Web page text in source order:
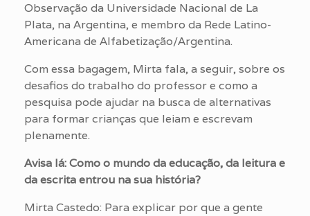
Observação da Universidade Nacional de La
Plata, na Argentina, e membro da Rede Latino-
Americana de Alfabetização/Argentina.
Com essa bagagem, Mirta fala, a seguir, sobre os
desafios do trabalho do professor e como a
pesquisa pode ajudar na busca de alternativas
para formar crianças que leiam e escrevam
plenamente.
Avisa lá: Como o mundo da educação, da leitura e
da escrita entrou na sua história?
Mirta Castedo: Para explicar por que a gente